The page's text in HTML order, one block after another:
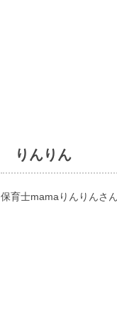
りんりん
保育士mamaりんりんさ